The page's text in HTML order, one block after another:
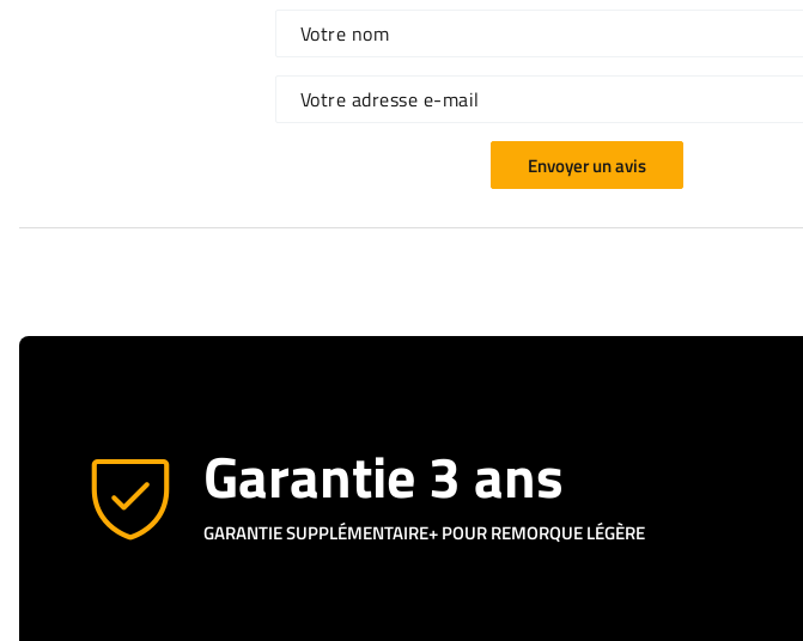
Votre nom
Votre adresse e-mail
Envoyer un avis
Garantie 3 ans
GARANTIE SUPPLÉMENTAIRE+ POUR REMORQUE LÉGÈRE